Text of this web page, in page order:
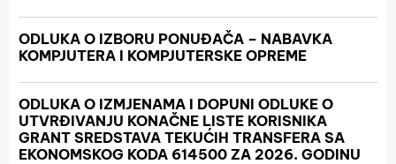
ODLUKA O IZBORU PONUĐAČA – NABAVKA
KOMPJUTERA I KOMPJUTERSKE OPREME
ODLUKA O IZMJENAMA I DOPUNI ODLUKE O
UTVRĐIVANJU KONAČNE LISTE KORISNIKA
GRANT SREDSTAVA TEKUĆIH TRANSFERA SA
EKONOMSKOG KODA 614500 ZA 2026. GODINU